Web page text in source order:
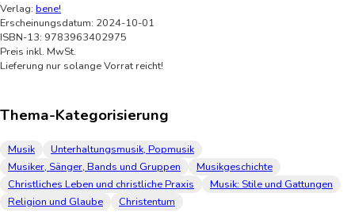
Verlag: bene!
Erscheinungsdatum: 2024-10-01
ISBN-13: 9783963402975
Preis inkl. MwSt.
Lieferung nur solange Vorrat reicht!
Thema-Kategorisierung
Musik
Unterhaltungsmusik, Popmusik
Musiker, Sänger, Bands und Gruppen
Musikgeschichte
Christliches Leben und christliche Praxis
Musik: Stile und Gattungen
Religion und Glaube
Christentum